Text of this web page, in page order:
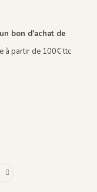
bon d'achat de
à partir de 100€ ttc